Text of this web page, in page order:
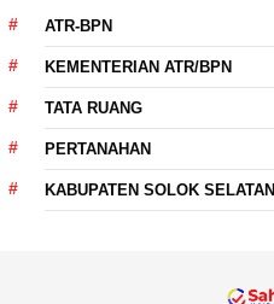
ATR-BPN
KEMENTERIAN ATR/BPN
TATA RUANG
PERTANAHAN
KABUPATEN SOLOK SELATAN